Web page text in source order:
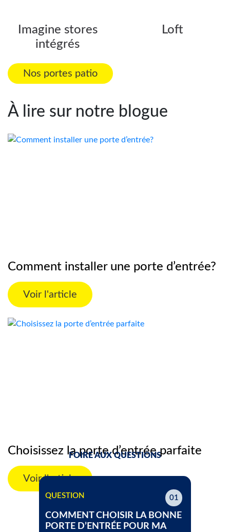
Imagine stores
intégrés
Loft
Nos portes patio
À lire sur notre blogue
Comment installer une porte d’entrée?
Voir l'article
Choisissez la porte d’entrée parfaite
Voir l'article
FOIRE AUX QUESTIONS
QUESTION 01
COMMENT CHOISIR LA BONNE
PORTE D’ENTRÉE POUR MA